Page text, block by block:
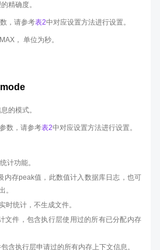
精确度。
，请参考表2中对应设置方法进行设置。
， 单位为秒。
的模式。
数，请参考表2中对应设置方法进行设置。
计功能。
内存peak值，此数值计入数据库日志，也可
。
时统计，不生成文件。
文件，包含执行层使用过的所有已分配内存
含执行层申请过的所有内存上下文信息。